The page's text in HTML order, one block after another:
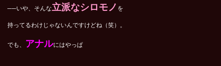
──いや、そんな立派なシロモノ を
持ってるわけじゃないんですけどね（笑）。
でも、 アナルにはやっぱ